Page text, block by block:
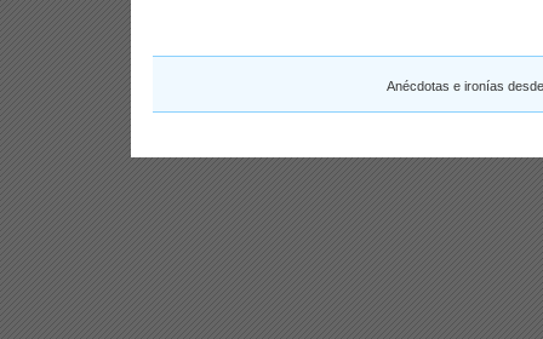
Anécdotas e ironías